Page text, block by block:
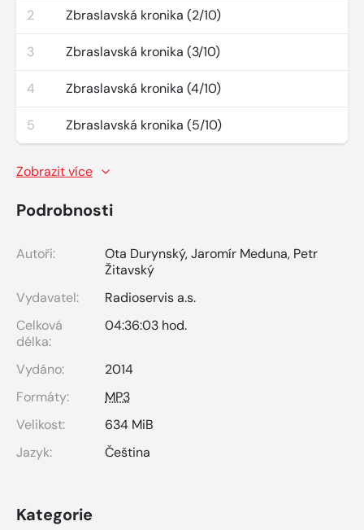
2 Zbraslavská kronika (2/10)
3 Zbraslavská kronika (3/10)
4 Zbraslavská kronika (4/10)
5 Zbraslavská kronika (5/10)
Zobrazit více
Podrobnosti
Autoři: Ota Durynský,Jaromír Meduna, Petr
Žitavský
Vydavatel:
Radioservis a.s.
Celková
délka:
04:36:03 hod.
Vydáno:
2014
Formáty:
MP3
Velikost:
634 MiB
Jazyk:
Čeština
Kategorie